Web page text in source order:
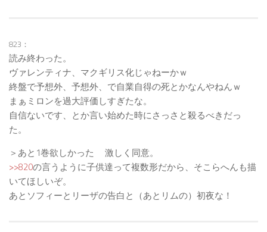
823：
読み終わった。
ヴァレンティナ、マクギリス化じゃねーかｗ
終盤で予想外、予想外、で自業自得の死とかなんやねんｗ
まぁミロンを過大評価しすぎたな。
自信ないです、とか言い始めた時にさっさと殺るべきだっ
た。
＞あと1巻欲しかった 激しく同意。
>>820の言うように子供達って複数形だから、そこらへんも描
いてほしいぞ。
あとソフィーとリーザの告白と（あとリムの）初夜な！